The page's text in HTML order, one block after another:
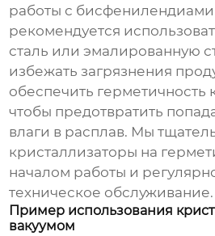
работы с
рекомендуется
сталь или эмалированную
избежать загрязнения
обеспечить герметичность
чтобы предотвратить
влаги в расплав. Мы
кристаллизаторы на
началом работы и
техническое обслуживание.
Пример использования
вакуумом